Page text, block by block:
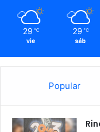
29 ℃
vie
29 ℃
sáb
Popular